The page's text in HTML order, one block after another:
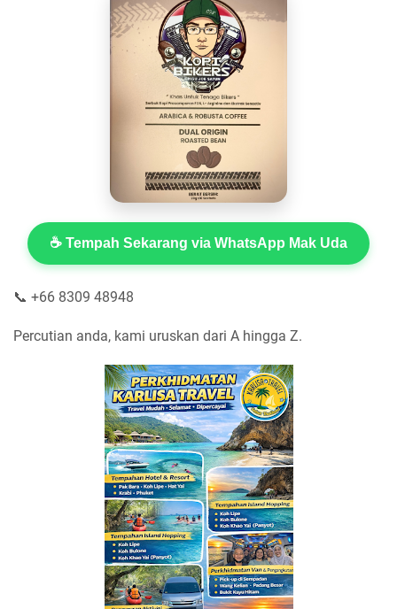
☕ Tempah Sekarang via WhatsApp Mak Uda
📞 +66 8309 48948
Percutian anda, kami uruskan dari A hingga Z.